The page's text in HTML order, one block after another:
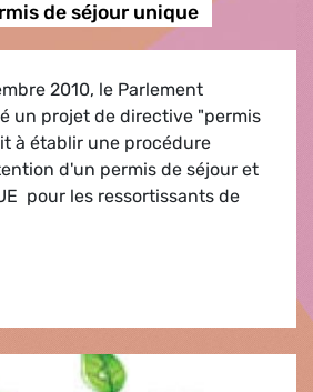
de séjour unique
2010, le Parlement
un projet de directive "permis
à établir une procédure
d'un permis de séjour et
pour les ressortissants de
Permis de séjour unique